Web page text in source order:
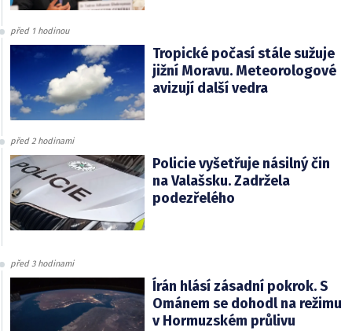
před 1 hodinou
Tropické počasí stále sužuje
jižní Moravu. Meteorologové
avizují další vedra
před 2 hodinami
Policie vyšetřuje násilný čin
na Valašsku. Zadržela
podezřelého
před 3 hodinami
Írán hlásí zásadní pokrok. S
Ománem se dohodl na režimu
v Hormuzském průlivu